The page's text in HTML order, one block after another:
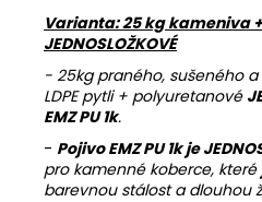
Varianta: 25 kg kameniva
JEDNOSLOŽKOVÉ
- 25kg praného, sušeného
LDPE pytli + polyuretanové
EMZ PU 1k.
- Pojivo EMZ PU 1k je
pro kamenné koberce, které
barevnou stálost a dlouhou